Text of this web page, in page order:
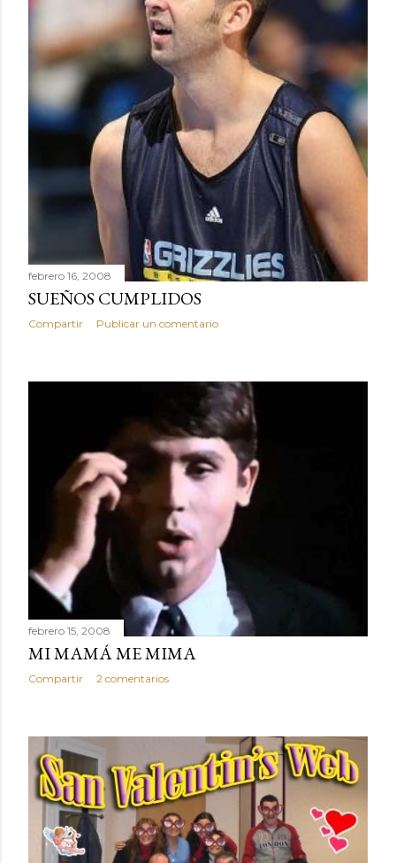
febrero 16, 2008
SUEÑOS CUMPLIDOS
Compartir Publicar un comentario
febrero 15, 2008
MI MAMÁ ME MIMA
Compartir 2 comentarios